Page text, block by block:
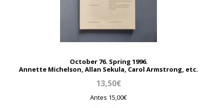
October 76. Spring 1996.
Annette Michelson, Allan Sekula, Carol Armstrong, etc.
13,50€
Antes 15,00€